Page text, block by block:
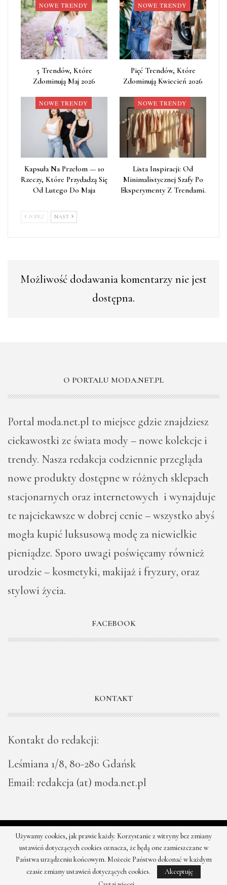
NOWE TRENDY
5 Trendów, Które
Zdominują Maj 2026
NOWE TRENDY
Pięć Trendów, Które
Zdominują Kwiecień 2026
NOWE TRENDY
Kapsuła Na Przełom — 10
Rzeczy, Które Przydadzą Się
Od Lutego Do Maja
NOWE TRENDY
Lista Inspiracji: Od
Minimalistycznej Szafy Po
Eksperymenty Z Trendami.
POPRZ NAST
Możliwość dodawania komentarzy nie jest
dostępna.
O PORTALU MODA.NET.PL
Portal moda.net.pl to miejsce gdzie znajdziesz
ciekawostki ze świata mody – nowe kolekcje i
trendy. Nasza redakcja codziennie przegląda
nowe produkty dostępne w różnych sklepach
stacjonarnych oraz internetowych i wynajduje
te najciekawsze w dobrej cenie – wszystko abyś
mogła kupić luksusową modę za niewielkie
pieniądze. Sporo uwagi poświęcamy również
urodzie – kosmetyki, makijaż i fryzury, oraz
stylowi życia.
FACEBOOK
KONTAKT
Kontakt do redakcji:
Leśmiana 1/8, 80-280 Gdańsk
Email: redakcja (at) moda.net.pl
© 2026 - Moda - najnowsze kolekcje, najtańsze sklepy. Wszystkie
prawa zastrzeżone.
Używamy cookies, jak prawie każdy. Korzystanie z witryny bez zmiany
ustawień dotyczących cookies oznacza, że będą one zamieszczane w
Państwa urządzeniu końcowym. Możecie Państwo dokonać w każdym
czasie zmiany ustawień dotyczących cookies.
Akceptuję